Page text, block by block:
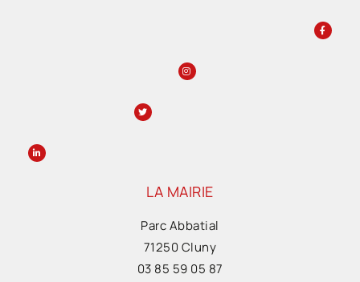
LA MAIRIE
Parc Abbatial
71250 Cluny
03 85 59 05 87